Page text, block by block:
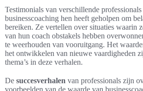
Testimonials van verschillende
businesscoaching hen heeft geholpen om
bereiken. Ze vertellen over situaties waarin
van hun coach obstakels hebben
te weerhouden van vooruitgang. Het
het ontwikkelen van nieuwe vaardigheden
thema’s in deze verhalen.
De succesverhalen van professionals zijn